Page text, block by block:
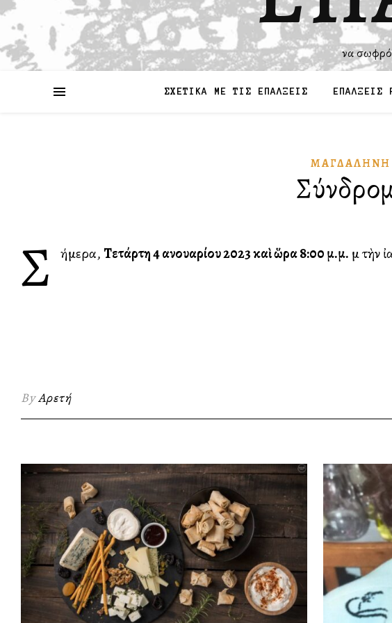
Ἵνα
ΣΧΕΤΙΚΑ ΜΕ ΤΙΣ ΕΠΑΛΞΕΙΣ ΕΠΑΛΞΕΙΣ
Σ ήμερα, Τετάρτη 4 Ἰανουαρίου 2023 καὶ ὥρα 8:00 μ.μ. μὲ
ByΑρετή